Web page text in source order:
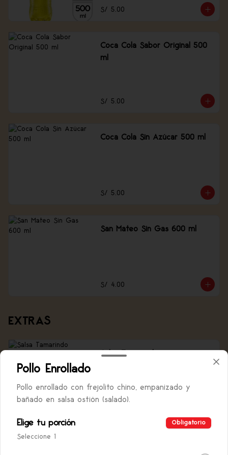
S/ 5.00
Coca Cola Sabor Original 500
ml
S/ 5.00
Coca Cola Sin Azúcar 500 ml
S/ 5.00
San Mateo Sin Gas 600 ml
S/ 4.00
EXTRAS
Salsa Tamarindo
Pollo Enrollado
Pollo enrollado con frejolito chino, empanizado y
bañado en salsa ostión (salado).
Elige tu porción Obligatorio
Seleccione 1